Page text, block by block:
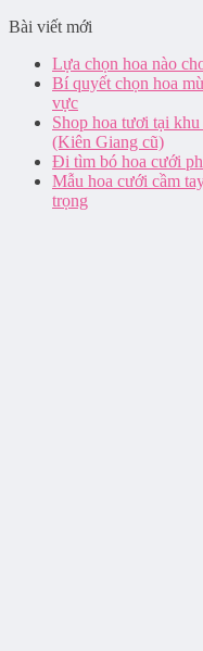
Bài viết mới
Lựa chọn hoa nào
Bí quyết chọn hoa
vực
Shop hoa tươi tại
(Kiên Giang cũ)
Đi tìm bó hoa cưới
Mẫu hoa cưới cầm
trọng